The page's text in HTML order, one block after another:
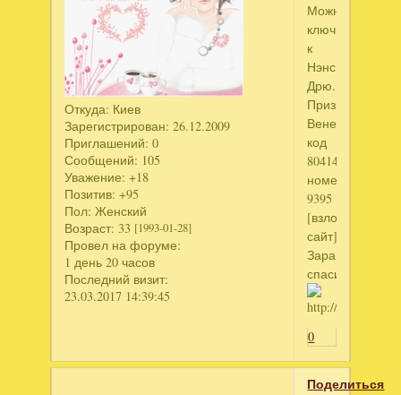
Откуда: Киев
Зарегистрирован: 26.12.2009
Приглашений: 0
Сообщений: 105
Уважение: +18
Позитив: +95
Пол: Женский
Возраст: 33 [1993-01-28]
Провел на форуме:
1 день 20 часов
Последний визит:
23.03.2017 14:39:45
Можно
ключик
к
Нэнси
Дрю.
Призрак
Венеции
код
804143856
номер
9395
[взломанный
сайт]
Заранее
спасибо
0
Поделиться